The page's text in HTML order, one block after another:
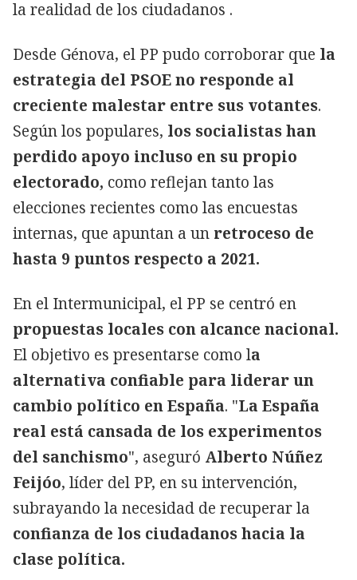
la realidad de los ciudadanos .
Desde Génova, el PP pudo corroborar que la
estrategia del PSOE no responde al
creciente malestar entre sus votantes.
Según los populares, los socialistas han
perdido apoyo incluso en su propio
electorado, como reflejan tanto las
elecciones recientes como las encuestas
internas, que apuntan a un retroceso de
hasta 9 puntos respecto a 2021.
En el Intermunicipal, el PP se centró en
propuestas locales con alcance nacional.
El objetivo es presentarse como la
alternativa confiable para liderar un
cambio político en España. "La España
real está cansada de los experimentos
del sanchismo", aseguró Alberto Núñez
Feijóo, líder del PP, en su intervención,
subrayando la necesidad de recuperar la
confianza de los ciudadanos hacia la
clase política.